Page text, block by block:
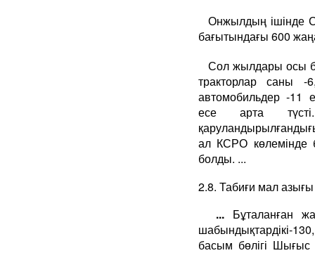
Онжылдың ішінде
бағытындағы 600
Сол жылдары осы
тракторлар саны
автомобильдер -11
есе арта
ал КСРО көлемінде
болды. ...
2.8. Табиғи мал
... Бұталанған
шабындықтардікі-
басым бөлігі